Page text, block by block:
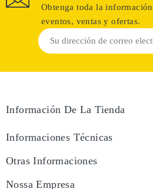
Obtenga toda la
eventos, ventas y ofertas.
Información De La Tienda
Informaciones Técnicas
Otras Informaciones
Nossa Empresa